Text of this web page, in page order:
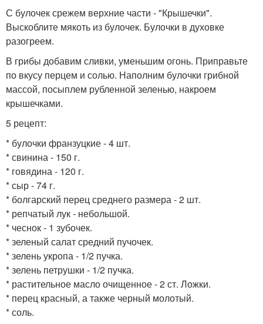
С булочек срежем верхние части - "Крышечки".
Выскоблите мякоть из булочек. Булочки в духовке
разогреем.
В грибы добавим сливки, уменьшим огонь. Приправьте
по вкусу перцем и солью. Наполним булочки грибной
массой, посыплем рубленной зеленью, накроем
крышечками.
5 рецепт:
* булочки франзуцкие - 4 шт.
* свинина - 150 г.
* говядина - 120 г.
* сыр - 74 г.
* болгарский перец среднего размера - 2 шт.
* репчатый лук - небольшой.
* чеснок - 1 зубочек.
* зеленый салат средний пучочек.
* зелень укропа - 1/2 пучка.
* зелень петрушки - 1/2 пучка.
* растительное масло очищенное - 2 ст. Ложки.
* перец красный, а также черный молотый.
* соль.